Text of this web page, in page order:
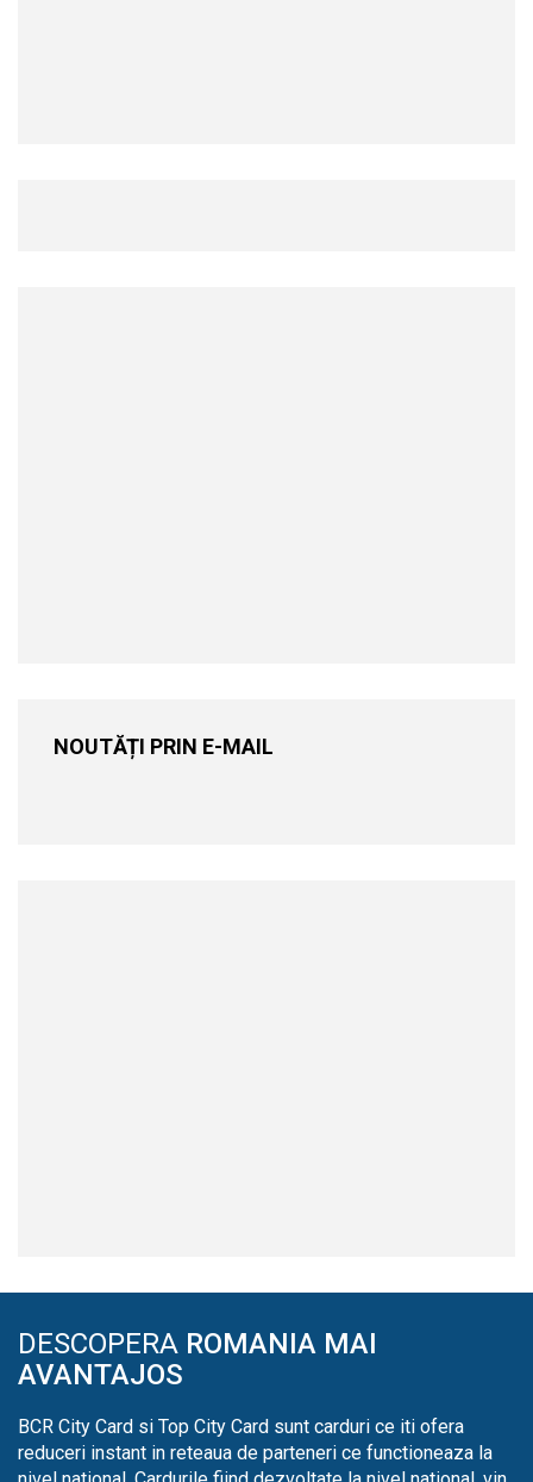
NOUTĂȚI PRIN E-MAIL
DESCOPERA ROMANIA MAI
AVANTAJOS
BCR City Card si Top City Card sunt carduri ce iti ofera
reduceri instant in reteaua de parteneri ce functioneaza la